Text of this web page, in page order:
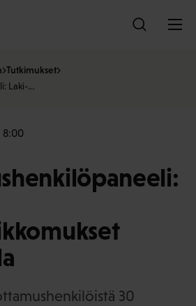
Tutkimukset
Laki-…
8:00
30